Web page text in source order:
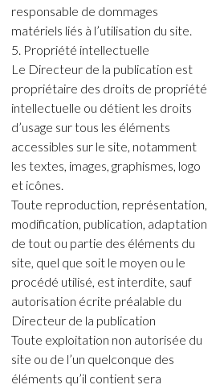
responsable de dommages
matériels liés à l’utilisation du site.
5. Propriété intellectuelle
Le Directeur de la publication est
propriétaire des droits de propriété
intellectuelle ou détient les droits
d’usage sur tous les éléments
accessibles sur le site, notamment
les textes, images, graphismes, logo
et icônes.
Toute reproduction, représentation,
modification, publication, adaptation
de tout ou partie des éléments du
site, quel que soit le moyen ou le
procédé utilisé, est interdite, sauf
autorisation écrite préalable du
Directeur de la publication
Toute exploitation non autorisée du
site ou de l’un quelconque des
éléments qu’il contient sera